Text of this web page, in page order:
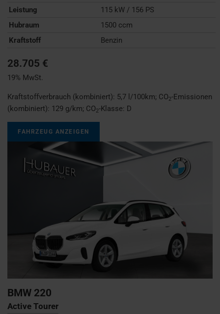
Leistung
115 kW / 156 PS
Hubraum
1500 ccm
Kraftstoff
Benzin
28.705 €
19% MwSt.
Kraftstoffverbrauch (kombiniert): 5,7 l/100km; CO2-Emissionen
(kombiniert): 129 g/km; CO2-Klasse: D
FAHRZEUG ANZEIGEN
BMW 220
Active Tourer